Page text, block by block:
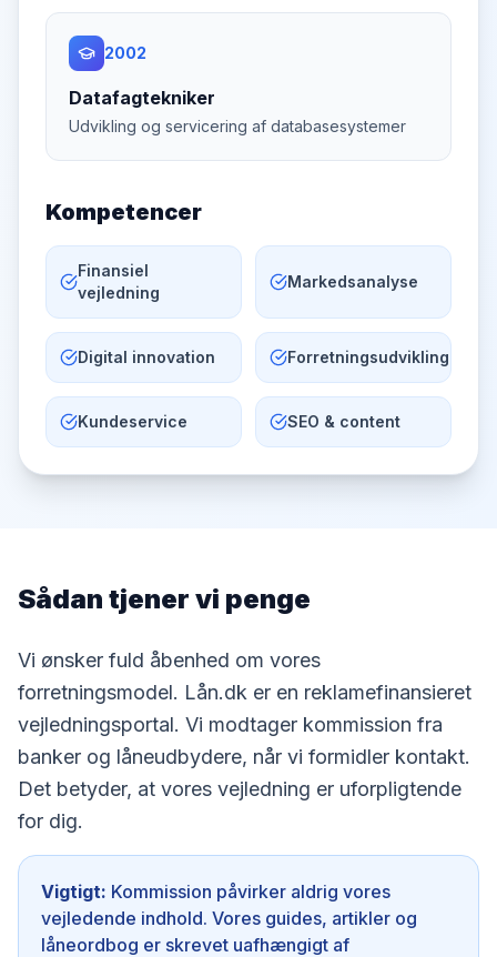
2002
Datafagtekniker
Udvikling og servicering af databasesystemer
Kompetencer
Finansiel
vejledning
Markedsanalyse
Digital innovation Forretningsudvikling
Kundeservice SEO & content
Sådan tjener vi penge
Vi ønsker fuld åbenhed om vores
forretningsmodel. Lån.dk er en reklamefinansieret
vejledningsportal. Vi modtager kommission fra
banker og låneudbydere, når vi formidler kontakt.
Det betyder, at vores vejledning er uforpligtende
for dig.
Vigtigt: Kommission påvirker aldrig vores
vejledende indhold. Vores guides, artikler og
låneordbog er skrevet uafhængigt af